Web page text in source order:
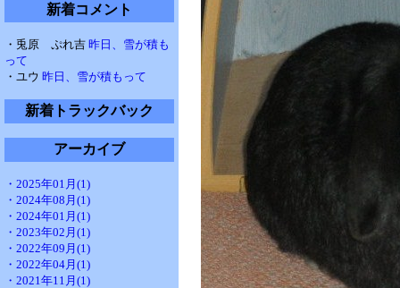
新着コメント
・兎原 ぷれ吉 昨日、雪が積も
って
・ユウ 昨日、雪が積もって
新着トラックバック
アーカイブ
・2025年01月(1)
・2024年08月(1)
・2024年01月(1)
・2023年02月(1)
・2022年09月(1)
・2022年04月(1)
・2021年11月(1)